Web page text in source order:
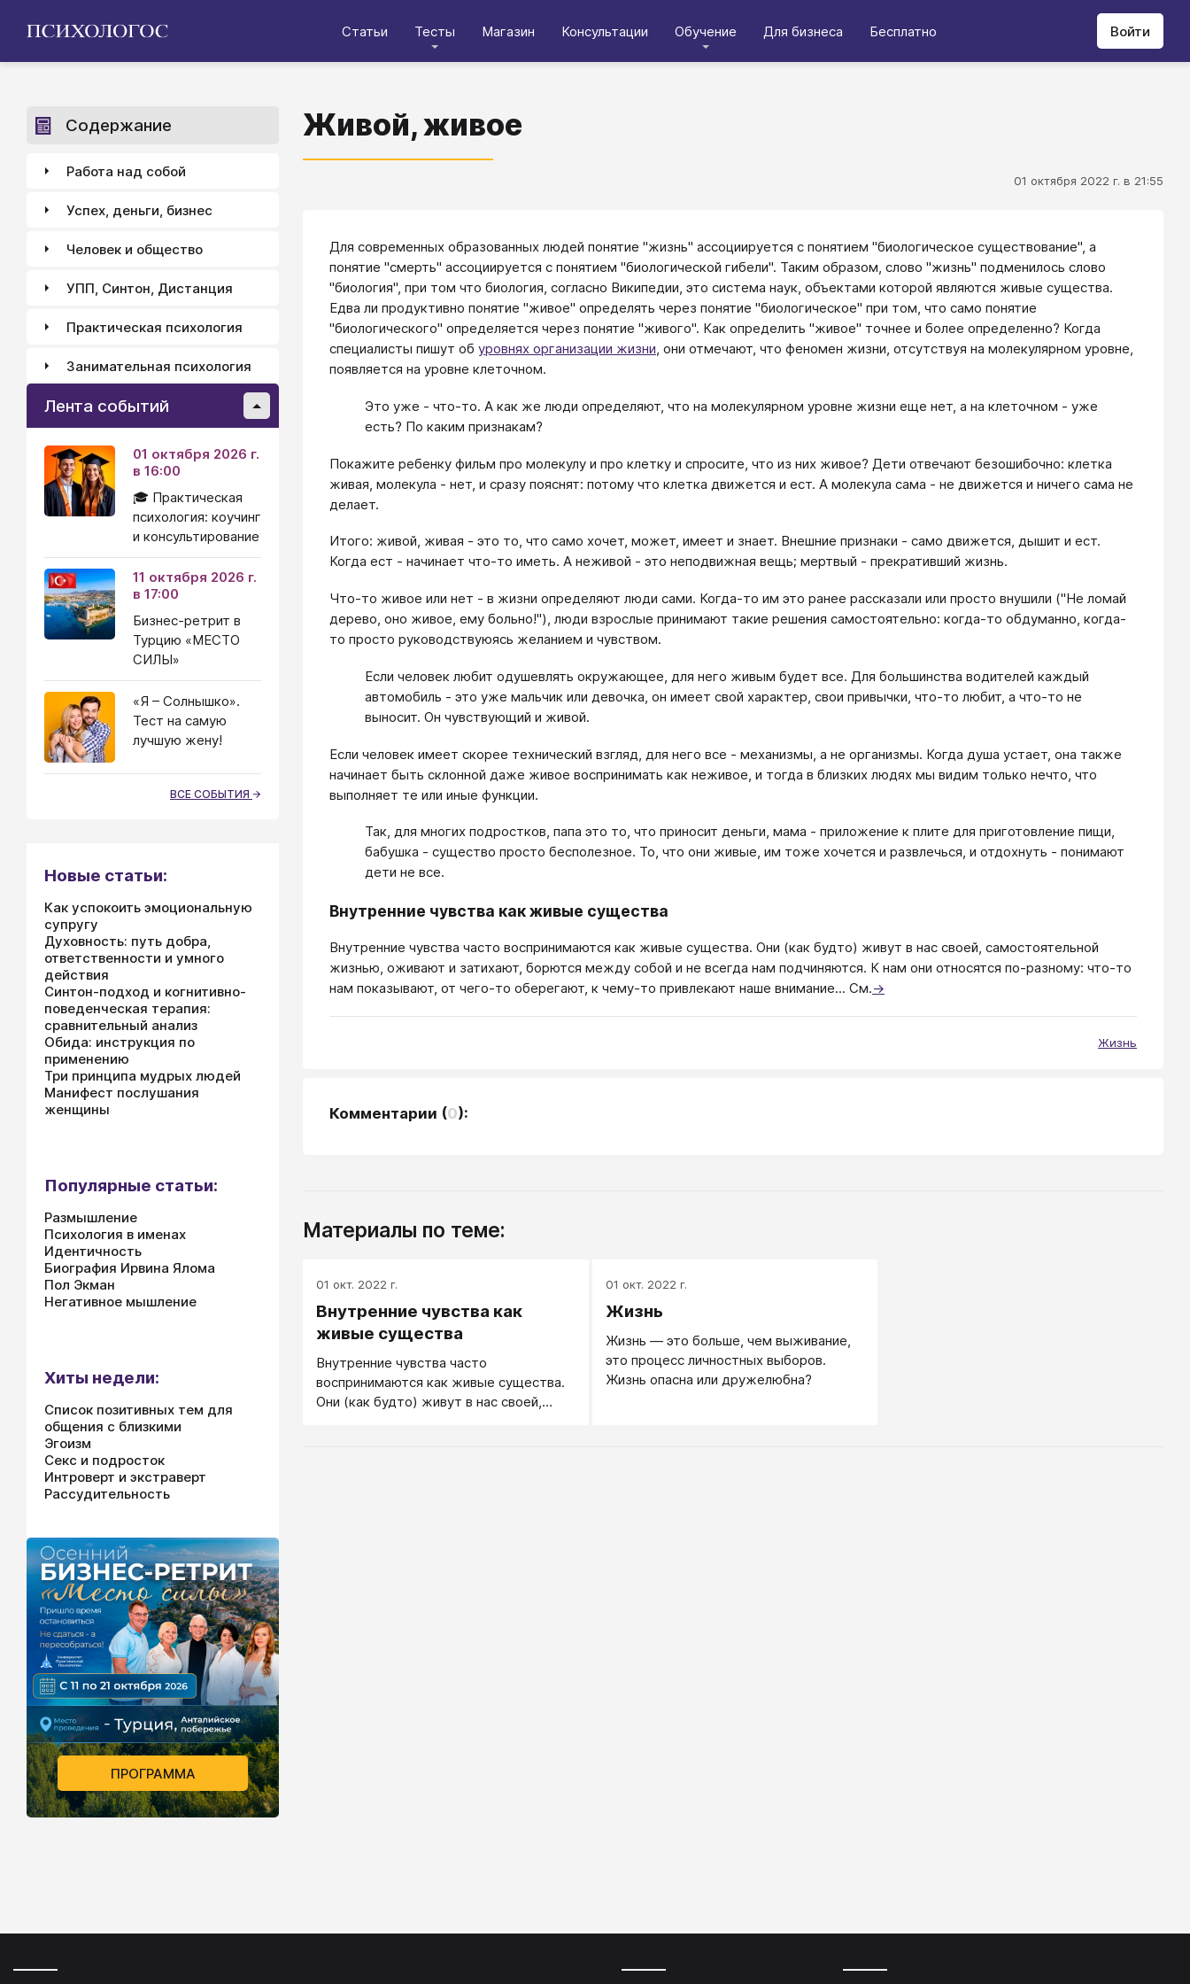
Статьи Тесты Магазин Консультации Обучение Для бизнеса Бесплатно Войти
Живой, живое
01 октября 2022 г. в 21:55
Для современных образованных людей понятие "жизнь" ассоциируется с понятием "биологическое существование", а
понятие "смерть" ассоциируется с понятием "биологической гибели". Таким образом, слово "жизнь" подменилось слово
"биология", при том что биология, согласно Википедии, это система наук, объектами которой являются живые существа.
Едва ли продуктивно понятие "живое" определять через понятие "биологическое" при том, что само понятие
"биологического" определяется через понятие "живого". Как определить "живое" точнее и более определенно? Когда
специалисты пишут об уровнях организации жизни, они отмечают, что феномен жизни, отсутствуя на молекулярном уровне,
появляется на уровне клеточном.
Это уже - что-то. А как же люди определяют, что на молекулярном уровне жизни еще нет, а на клеточном - уже
есть? По каким признакам?
Покажите ребенку фильм про молекулу и про клетку и спросите, что из них живое? Дети отвечают безошибочно: клетка
живая, молекула - нет, и сразу пояснят: потому что клетка движется и ест. А молекула сама - не движется и ничего сама не
делает.
Итого: живой, живая - это то, что само хочет, может, имеет и знает. Внешние признаки - само движется, дышит и ест.
Когда ест - начинает что-то иметь. А неживой - это неподвижная вещь; мертвый - прекративший жизнь.
Что-то живое или нет - в жизни определяют люди сами. Когда-то им это ранее рассказали или просто внушили ("Не ломай
дерево, оно живое, ему больно!"), люди взрослые принимают такие решения самостоятельно: когда-то обдуманно, когда-
то просто руководствуюясь желанием и чувством.
Если человек любит одушевлять окружающее, для него живым будет все. Для большинства водителей каждый
автомобиль - это уже мальчик или девочка, он имеет свой характер, свои привычки, что-то любит, а что-то не
выносит. Он чувствующий и живой.
Если человек имеет скорее технический взгляд, для него все - механизмы, а не организмы. Когда душа устает, она также
начинает быть склонной даже живое воспринимать как неживое, и тогда в близких людях мы видим только нечто, что
выполняет те или иные функции.
Так, для многих подростков, папа это то, что приносит деньги, мама - приложение к плите для приготовление пищи,
бабушка - существо просто бесполезное. То, что они живые, им тоже хочется и развлечься, и отдохнуть - понимают
дети не все.
Внутренние чувства как живые существа
Внутренние чувства часто воспринимаются как живые существа. Они (как будто) живут в нас своей, самостоятельной
жизнью, оживают и затихают, борются между собой и не всегда нам подчиняются. К нам они относятся по-разному: что-то
нам показывают, от чего-то оберегают, к чему-то привлекают наше внимание... См.→
Жизнь
Комментарии (0):
Материалы по теме:
01 окт. 2022 г.
Внутренние чувства как
живые существа
Внутренние чувства часто
воспринимаются как живые существа.
Они (как будто) живут в нас своей,
01 окт. 2022 г.
Жизнь
Жизнь — это больше, чем выживание,
это процесс личностных выборов.
Жизнь опасна или дружелюбна?
Содержание
Работа над собой
Успех, деньги, бизнес
Человек и общество
УПП, Синтон, Дистанция
Практическая психология
Занимательная психология
Лента событий
01 октября 2026 г.
в 16:00
🎓 Практическая
психология: коучинг
и консультирование
11 октября 2026 г.
в 17:00
Бизнес-ретрит в
Турцию «МЕСТО
СИЛЫ»
«Я – Солнышко».
Тест на самую
лучшую жену!
ВСЕ СОБЫТИЯ
Новые статьи:
Как успокоить эмоциональную
супругу
Духовность: путь добра,
ответственности и умного
действия
Синтон-подход и когнитивно-
поведенческая терапия:
сравнительный анализ
Обида: инструкция по
применению
Три принципа мудрых людей
Манифест послушания
женщины
Популярные статьи:
Размышление
Психология в именах
Идентичность
Биография Ирвина Ялома
Пол Экман
Негативное мышление
Хиты недели:
Список позитивных тем для
общения с близкими
Эгоизм
Секс и подросток
Интроверт и экстраверт
Рассудительность
ПРОГРАММА